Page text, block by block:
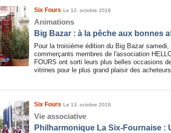
Six Fours Le 12. octobre 2019
Animations
Big Bazar : à la pêche aux bonnes
Pour la troisième édition du Big Bazar samedi,
commerçants membres de l'association
FOURS ont sorti leurs plus belles occasions
vitrines pour le plus grand plaisir des
Six Fours Le 13. octobre 2019
Vie associative
Philharmonique La Six-Fournaise :